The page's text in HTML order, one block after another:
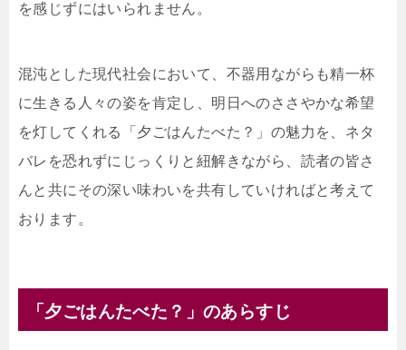
を感じずにはいられません。
混沌とした現代社会において、不器用ながらも精一杯
に生きる人々の姿を肯定し、明日へのささやかな希望
を灯してくれる「夕ごはんたべた？」の魅力を、ネタ
バレを恐れずにじっくりと紐解きながら、読者の皆さ
んと共にその深い味わいを共有していければと考えて
おります。
「夕ごはんたべた？」のあらすじ